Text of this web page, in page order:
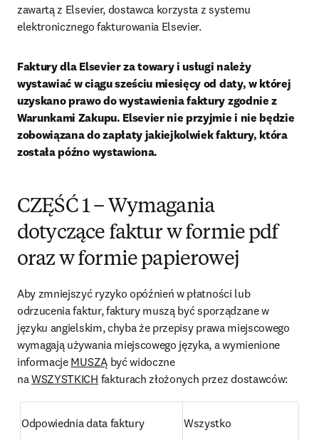
zawartą z Elsevier, dostawca korzysta z systemu
elektronicznego fakturowania Elsevier.
Faktury dla Elsevier za towary i usługi należy
wystawiać w ciągu sześciu miesięcy od daty, w której
uzyskano prawo do wystawienia faktury zgodnie z
Warunkami Zakupu. Elsevier nie przyjmie i nie będzie
zobowiązana do zapłaty jakiejkolwiek faktury, która
została późno wystawiona.
CZĘŚĆ 1 – Wymagania
dotyczące faktur w formie pdf
oraz w formie papierowej
Aby zmniejszyć ryzyko opóźnień w płatności lub
odrzucenia faktur, faktury muszą być sporządzane w
języku angielskim, chyba że przepisy prawa miejscowego
wymagają używania miejscowego języka, a wymienione
informacje MUSZĄ być widoczne
na WSZYSTKICH fakturach złożonych przez dostawców:
Odpowiednia data faktury Wszystko